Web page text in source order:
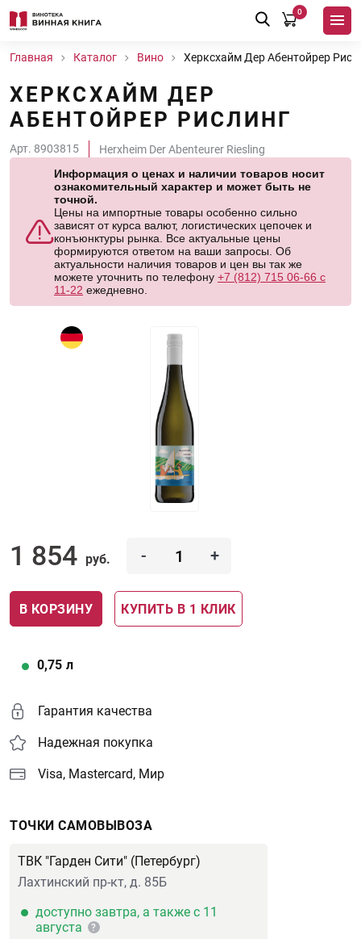
0
Главная Каталог Вино Херксхайм Дер Абентойрер
ХЕРКСХАЙМ ДЕР
АБЕНТОЙРЕР РИСЛИНГ
Арт. 8903815
Herxheim Der Abenteurer Riesling
Информация о ценах и наличии товаров носит
ознакомительный характер и может быть не
точной.
Цены на импортные товары особенно сильно
зависят от курса валют, логистических цепочек и
конъюнктуры рынка. Все актуальные цены
формируются ответом на ваши запросы. Об
актуальности наличия товаров и цен вы так же
можете уточнить по телефону +7 (812) 715 06-66 с
11-22 ежедневно.
1 854 руб. - +
В КОРЗИНУ КУПИТЬ В 1 КЛИК
0,75 л
Гарантия качества
Надежная покупка
Visa, Mastercard, Мир
ТОЧКИ САМОВЫВОЗА
ТВК "Гарден Сити" (Петербург)
Лахтинский пр-кт, д. 85Б
доступно завтра, а также с 11
августа
?